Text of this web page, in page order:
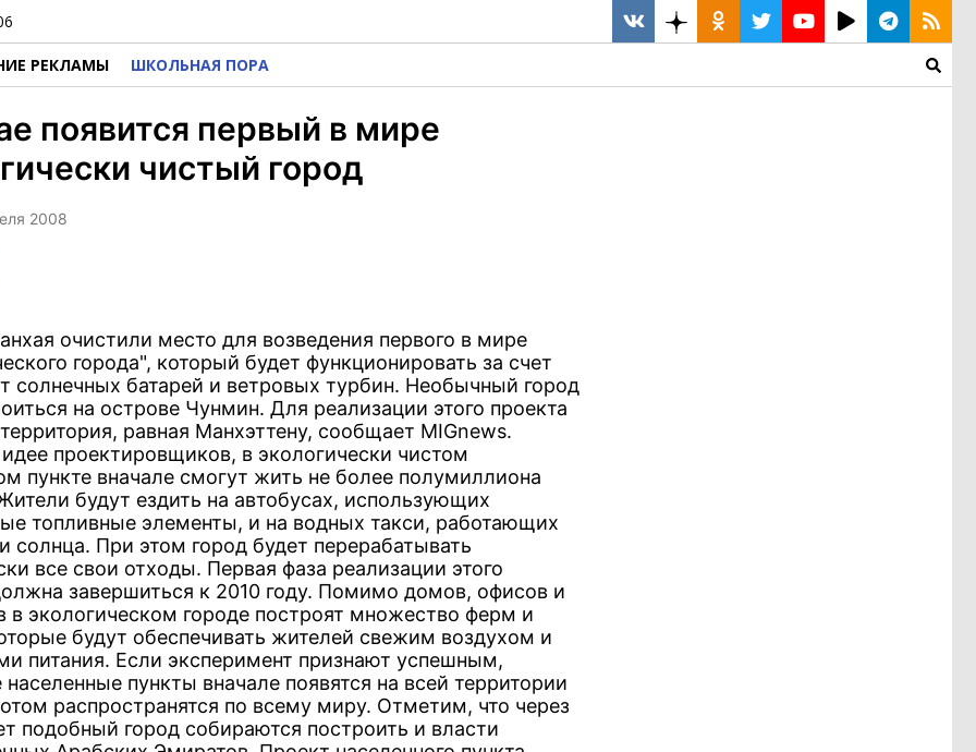
РЕКЛАМЫ ШКОЛЬНАЯ ПОРА
появится первый в мире
чистый город
2008
очистили место для возведения первого в мире
города", который будет функционировать за счет
солнечных батарей и ветровых турбин. Необычный город
на острове Чунмин. Для реализации этого проекта
равная Манхэттену, сообщает MIGnews.
проектировщиков, в экологически чистом
пункте вначале смогут жить не более полумиллиона
будут ездить на автобусах, использующих
топливные элементы, и на водных такси, работающих
солнца. При этом город будет перерабатывать
все свои отходы. Первая фаза реализации этого
завершиться к 2010 году. Помимо домов, офисов и
в экологическом городе построят множество ферм и
будут обеспечивать жителей свежим воздухом и
питания. Если эксперимент признают успешным,
пункты вначале появятся на всей территории
распространятся по всему миру. Отметим, что через
подобный город собираются построить и власти